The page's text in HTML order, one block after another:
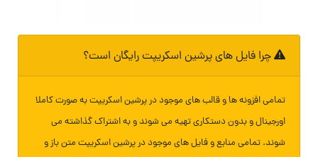
چرا فایل های پرشین اسکریپت رایگان است؟
تمامی افزونه ها و قالب های موجود در پرشین اسکریپت به صورت کاملا
اورجینال و بدون دستکاری تهیه می شوند و به اشتراک گذاشته می
شوند. تمامی منابع و فایل های موجود در پرشین اسکریپت متن باز و